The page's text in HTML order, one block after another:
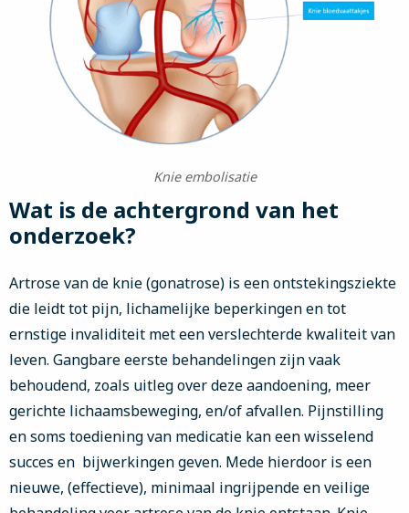
Knie embolisatie
Wat is de achtergrond van het
onderzoek?
Artrose van de knie (gonatrose) is een ontstekingsziekte
die leidt tot pijn, lichamelijke beperkingen en tot
ernstige invaliditeit met een verslechterde kwaliteit van
leven. Gangbare eerste behandelingen zijn vaak
behoudend, zoals uitleg over deze aandoening, meer
gerichte lichaamsbeweging, en/of afvallen. Pijnstilling
en soms toediening van medicatie kan een wisselend
succes en bijwerkingen geven. Mede hierdoor is een
nieuwe, (effectieve), minimaal ingrijpende en veilige